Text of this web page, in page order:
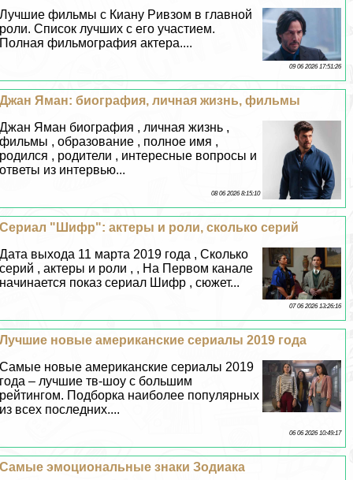
Лучшие фильмы с Киану Ривзом в главной
роли. Список лучших с его участием.
Полная фильмография актера....
09 06 2026 17:51:26
Джан Яман: биография, личная жизнь, фильмы
Джан Яман биография , личная жизнь ,
фильмы , образование , полное имя ,
родился , родители , интересные вопросы и
ответы из интервью...
08 06 2026 8:15:10
Сериал "Шифр": актеры и роли, сколько серий
Дата выхода 11 марта 2019 года , Сколько
серий , актеры и роли , , На Первом канале
начинается показ сериал Шифр , сюжет...
07 06 2026 13:26:16
Лучшие новые американские сериалы 2019 года
Самые новые американские сериалы 2019
года – лучшие тв-шоу с большим
рейтингом. Подборка наиболее популярных
из всех последних....
06 06 2026 10:49:17
Самые эмоциональные знаки Зодиака